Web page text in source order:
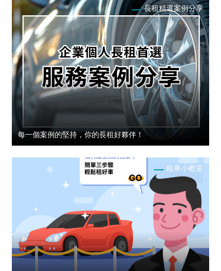
長租精選案例分享
每一個案例的堅持，你的長租好夥伴！
租車小教室